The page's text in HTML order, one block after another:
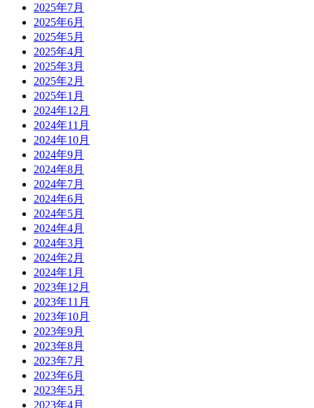
2025年7月
2025年6月
2025年5月
2025年4月
2025年3月
2025年2月
2025年1月
2024年12月
2024年11月
2024年10月
2024年9月
2024年8月
2024年7月
2024年6月
2024年5月
2024年4月
2024年3月
2024年2月
2024年1月
2023年12月
2023年11月
2023年10月
2023年9月
2023年8月
2023年7月
2023年6月
2023年5月
2023年4月